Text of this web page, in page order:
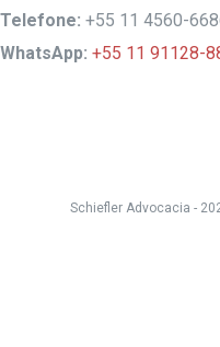
Telefone: +55 11 4560-
WhatsApp: +55 11 91128-
Schiefler Advocacia -